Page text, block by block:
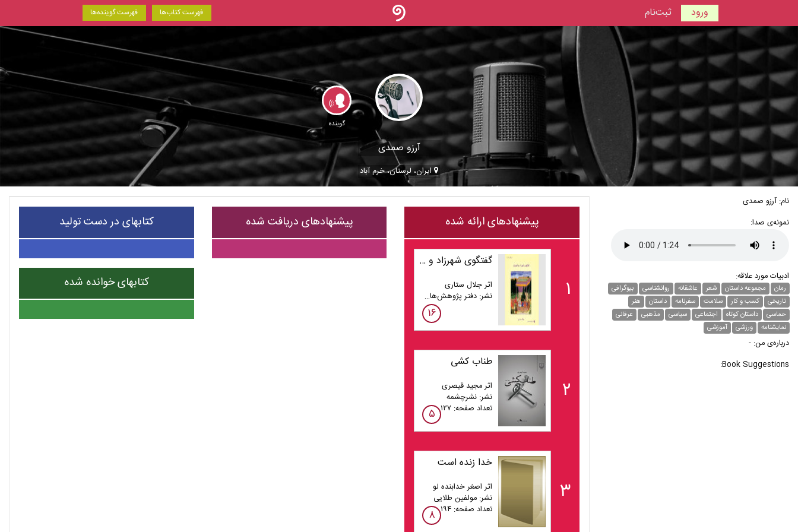
ورود ثبت‌نام فهرست گوینده‌ها فهرست کتاب‌ها
گوینده
آرزو صمدی
ایران، لرستان، خرم آباد
نام: آرزو صمدی
نمونه‌ی صدا:
ادبیات مورد علاقه:
رمان مجموعه داستان شعر عاشقانه روانشناسی
بیوگرافی
تاریخی
کسب و کار سلامت سفرنامه داستان
هنر
حماسی
داستان کوتاه اجتماعی سیاسی مذهبی
عرفانی
نمایشنامه
ورزشی آموزشی
درباره‌ی من: -
Book Suggestions:
پیشنهادهای ارائه شده
۱
گفتگوی شهرزاد و شهریار
اثر جلال ستاری
نشر: دفتر پژوهش‌های فرهنگی
۱۶
۲
طناب کشی
اثر مجید قیصری
نشر: نشرچشمه
تعداد صفحه: ۱۲۷
۵
۳
خدا زنده است
اثر اصغر خدابنده لو
نشر: مولفین طلایی
تعداد صفحه: ۱۹۴
۸
پیشنهادهای دریافت شده کتابهای در دست تولید
کتابهای خوانده شده